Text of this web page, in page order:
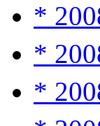
*
*
*